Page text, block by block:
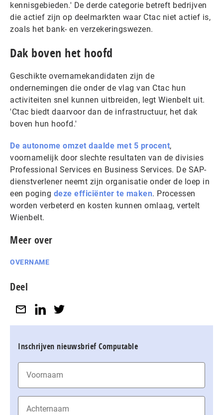
kennisgebieden.' De derde categorie betreft bedrijven
die actief zijn op deelmarkten waar Ctac niet actief is,
zoals het bank- en verzekeringswezen.
Dak boven het hoofd
Geschikte overnamekandidaten zijn de
ondernemingen die onder de vlag van Ctac hun
activiteiten snel kunnen uitbreiden, legt Wienbelt uit.
'Ctac biedt daarvoor dan de infrastructuur, het dak
boven hun hoofd.'
De autonome omzet daalde met 5 procent,
voornamelijk door slechte resultaten van de divisies
Professional Services en Business Services. De SAP-
dienstverlener neemt zijn organisatie onder de loep in
een poging deze efficiënter te maken. Processen
worden verbeterd en kosten kunnen omlaag, vertelt
Wienbelt.
Meer over
OVERNAME
Deel
Inschrijven nieuwsbrief Computable